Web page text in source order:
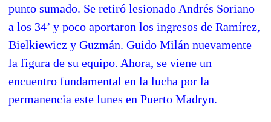
punto sumado. Se retiró lesionado Andrés Soriano
a los 34’ y poco aportaron los ingresos de Ramírez,
Bielkiewicz y Guzmán. Guido Milán nuevamente
la figura de su equipo. Ahora, se viene un
encuentro fundamental en la lucha por la
permanencia este lunes en Puerto Madryn.